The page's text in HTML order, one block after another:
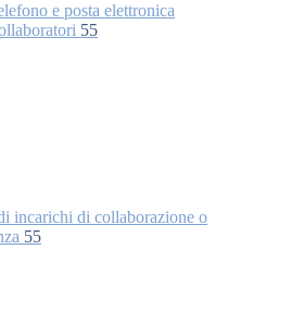
e posta elettronica
55
incarichi di collaborazione o
55